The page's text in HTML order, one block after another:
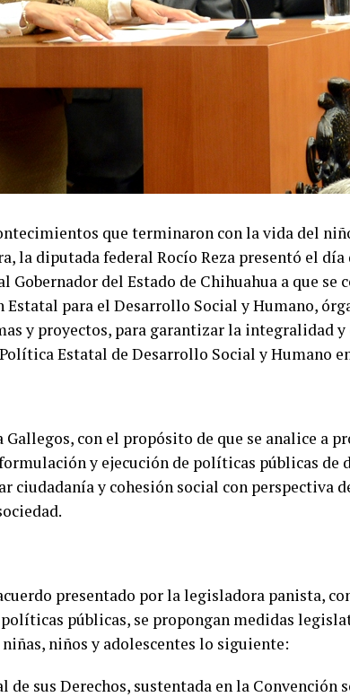
que terminaron con la vida del
la diputada federal Rocío Reza presentó el día
Gobernador del Estado de Chihuahua a que se
para el Desarrollo Social y Humano,
y proyectos, para garantizar la integralidad y
Estatal de Desarrollo Social y Humano
con el propósito de que se analice a
y ejecución de políticas públicas de
ciudadanía y cohesión social con perspectiva
presentado por la legisladora panista,
públicas, se propongan medidas
niños y adolescentes lo siguiente:
Derechos, sustentada en la Convención